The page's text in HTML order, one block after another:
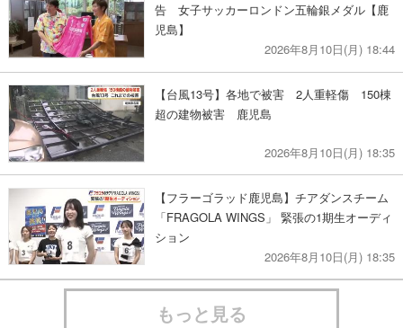
告 女子サッカーロンドン五輪銀メダル【鹿
児島】
2026年8月10日(月) 18:44
【台風13号】各地で被害 2人重軽傷 150棟
超の建物被害 鹿児島
2026年8月10日(月) 18:35
【フラーゴラッド鹿児島】チアダンスチーム
「FRAGOLA WINGS」 緊張の1期生オーディ
ション
2026年8月10日(月) 18:35
もっと見る